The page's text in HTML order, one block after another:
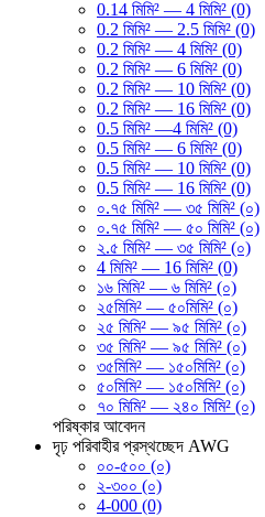
0.14 মিমি² — 4 মিমি² (0)
0.2 মিমি² — 2.5 মিমি² (0)
0.2 মিমি² — 4 মিমি² (0)
0.2 মিমি² — 6 মিমি² (0)
0.2 মিমি² — 10 মিমি² (0)
0.2 মিমি² — 16 মিমি² (0)
0.5 মিমি² —4 মিমি² (0)
0.5 মিমি² — 6 মিমি² (0)
0.5 মিমি² — 10 মিমি² (0)
0.5 মিমি² — 16 মিমি² (0)
০.৭৫ মিমি² — ৩৫ মিমি² (০)
০.৭৫ মিমি² — ৫০ মিমি² (০)
২.৫ মিমি² — ৩৫ মিমি² (০)
4 মিমি² — 16 মিমি² (0)
১৬ মিমি² — ৬ মিমি² (০)
২৫মিমি² — ৫০মিমি² (০)
২৫ মিমি² — ৯৫ মিমি² (০)
৩৫ মিমি² — ৯৫ মিমি² (০)
৩৫মিমি² — ১৫০মিমি² (০)
৫০মিমি² — ১৫০মিমি² (০)
৭০ মিমি² — ২৪০ মিমি² (০)
পরিষ্কার আবেদন
দৃঢ় পরিবাহীর প্রস্থচ্ছেদ AWG
০০-৫০০ (০)
২-৩০০ (০)
4-000 (0)